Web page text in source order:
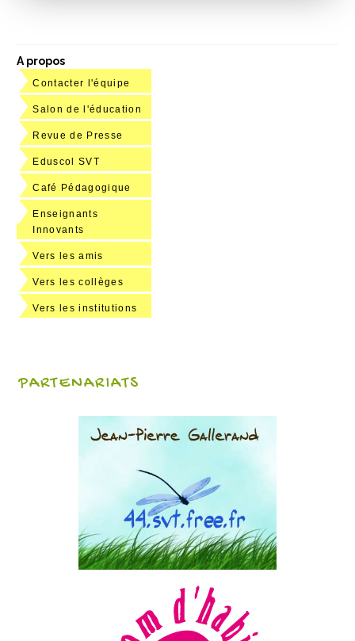
A propos
Contacter l'équipe
Salon de l'éducation
Revue de Presse
Eduscol SVT
Café Pédagogique
Enseignants
Innovants
Vers les amis
Vers les collèges
Vers les institutions
PARTENARIATS